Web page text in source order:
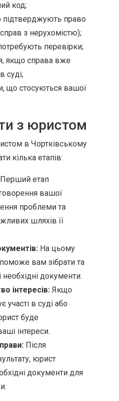
код;
право
з нерухомістю);
перевірки;
якщо справа вже
суді;
що стосуються вашої
з юристом
в Чортківському
кілька етапів:
Перший етап
вашої
проблеми та
шляхів її
На цьому
вам зібрати та
необхідні документи.
інтересів: Якщо
участі в суді або
буде
інтереси.
Після
юрист
документи для